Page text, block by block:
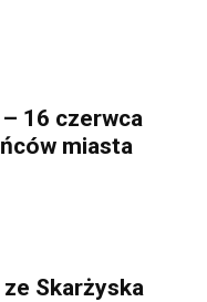
16 czerwca
miasta
Skarżyska